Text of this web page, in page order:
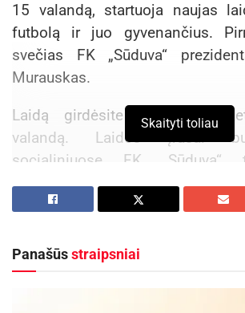
15 valandą, startuoja naujas
futbolą ir juo gyvenančius.
svečias FK „Sūduva“
Murauskas.
Laidą girdėsite kas antrą
valandą. Laidos įrašai
socialiniuose FK „Sūduva“
internetinėje svetainėje –
Kauno rajone, Čekiškėje
Skaityti toliau
Panašūsstraipsniai